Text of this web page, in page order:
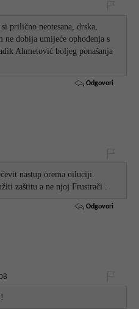
prilično neotesana, drska,
ne dobija umijeće ophođenja s
Ahmetović boljeg ponašanja
Odgovori
nastup orema oiluciji.
zaštitu a ne njoj Frustrači .
Odgovori